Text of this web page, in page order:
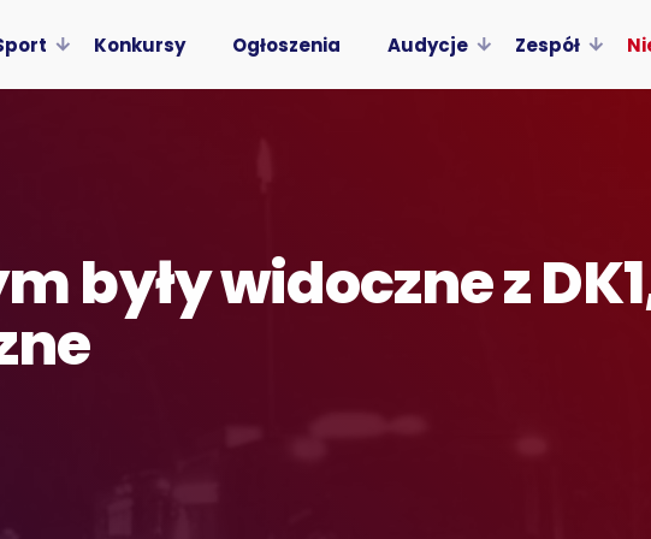
Konkursy Ogłoszenia Audycje Zespół
były widoczne z